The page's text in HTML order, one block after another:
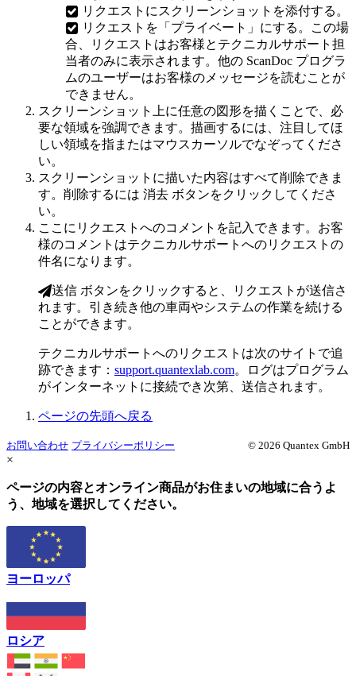
リクエストにスクリーンショットを添付する。
リクエストを「プライベート」にする。この場
合、リクエストはお客様とテクニカルサポート担
当者のみに表示されます。他の ScanDoc プログラ
ムのユーザーはお客様のメッセージを読むことが
できません。
スクリーンショット上に任意の図形を描くことで、必
要な領域を強調できます。描画するには、注目してほ
しい領域を指またはマウスカーソルでなぞってくださ
い。
スクリーンショットに描いた内容はすべて削除できま
す。削除するには 消去 ボタンをクリックしてくださ
い。
ここにリクエストへのコメントを記入できます。お客
様のコメントはテクニカルサポートへのリクエストの
件名になります。
送信 ボタンをクリックすると、リクエストが送信さ
れます。引き続き他の車両やシステムの作業を続ける
ことができます。
テクニカルサポートへのリクエストは次のサイトで追
跡できます： support.quantexlab.com。ログはプログラム
がインターネットに接続でき次第、送信されます。
ページの先頭へ戻る
お問い合わせ プライバシーポリシー © 2026 Quantex GmbH
×
ページの内容とオンライン商品がお住まいの地域に合うよ
う、地域を選択してください。
ヨーロッパ
ロシア